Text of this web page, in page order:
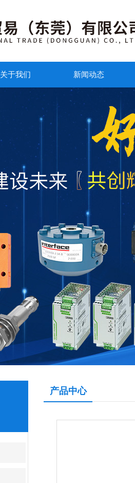
关于我们 新闻动态
产品中心